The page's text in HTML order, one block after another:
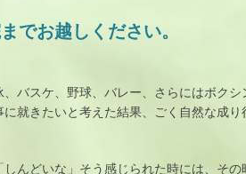
でお越しください。
バスケ、野球、バレー、さらにはボク
就きたいと考えた結果、ごく自然な成
んどいな」そう感じられた時には、そ